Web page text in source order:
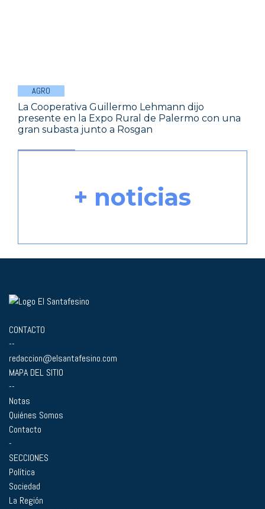
AGRO
La Cooperativa Guillermo Lehmann dijo
presente en la Expo Rural de Palermo con una
gran subasta junto a Rosgan
+ noticias
CONTACTO
--
redaccion@elsantafesino.com
MAPA DEL SITIO
--
Notas
Quiénes Somos
Contacto
-
SECCIONES
Política
Sociedad
La Región